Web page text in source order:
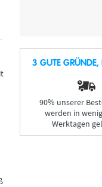
3 GUTE GRÜNDE,
90% unserer
werden in
Werktagen